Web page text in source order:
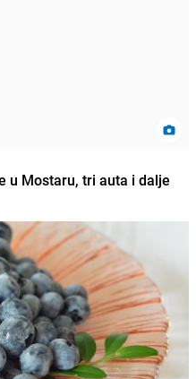
u Mostaru, tri auta i dalje